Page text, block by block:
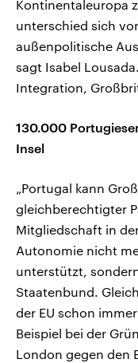
Kontinentaleuropa
unterschied sich
außenpolitische
sagt Isabel
Integration,
130.000
Insel
„Portugal kann
gleichberechtigter
Mitgliedschaft in
Autonomie nicht
unterstützt,
Staatenbund.
der EU schon
Beispiel bei der
London gegen den